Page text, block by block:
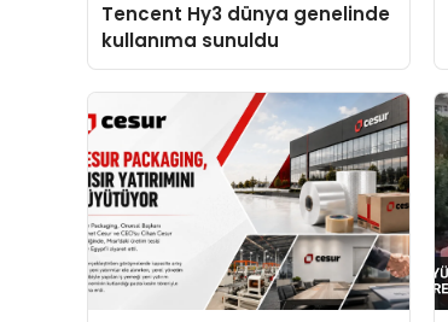
Tencent Hy3 dünya genelinde
kullanıma sunuldu